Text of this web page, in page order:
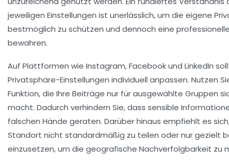
jeweiligen Einstellungen ist unerlässlich, um die eigene
bestmöglich zu schützen und dennoch eine
bewahren.
Auf Plattformen wie Instagram, Facebook und LinkedIn
Privatsphäre-Einstellungen individuell anpassen. Nutzen
Funktion, die Ihre Beiträge nur für ausgewählte Gruppen
macht. Dadurch verhindern Sie, dass sensible
falschen Hände geraten. Darüber hinaus empfiehlt es
Standort nicht standardmäßig zu teilen oder nur gezielt
einzusetzen, um die geografische Nachverfolgbarkeit zu